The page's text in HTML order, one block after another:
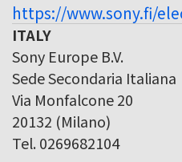
https://www.sony.fi/
ITALY
Sony Europe B.V.
Sede Secondaria Italiana
Via Monfalcone 20
20132 (Milano)
Tel. 0269682104